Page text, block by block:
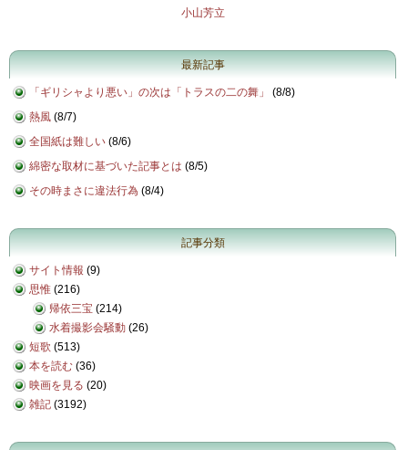
小山芳立
最新記事
「ギリシャより悪い」の次は「トラスの二の舞」 (8/8)
熱風 (8/7)
全国紙は難しい (8/6)
綿密な取材に基づいた記事とは (8/5)
その時まさに違法行為 (8/4)
記事分類
サイト情報 (9)
思惟 (216)
帰依三宝 (214)
水着撮影会騒動 (26)
短歌 (513)
本を読む (36)
映画を見る (20)
雑記 (3192)